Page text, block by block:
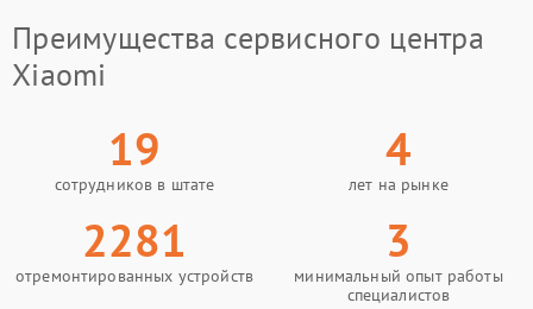
Преимущества сервисного центра
Xiaomi
19
сотрудников в штате
4
лет на рынке
2281
отремонтированных устройств
3
минимальный опыт работы
специалистов